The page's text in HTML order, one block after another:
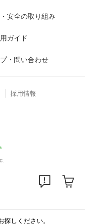
安全の取り組み
ガイド
・問い合わせ
採用情報
しください。